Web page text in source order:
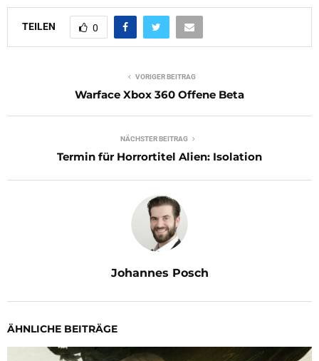
TEILEN 0
VORIGER BEITRAG
Warface Xbox 360 Offene Beta
NÄCHSTER BEITRAG
Termin für Horrortitel Alien: Isolation
Johannes Posch
ÄHNLICHE BEITRÄGE